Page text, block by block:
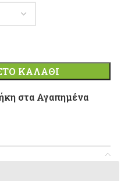
ΚΑΛΆΘΙ
στα Αγαπημένα